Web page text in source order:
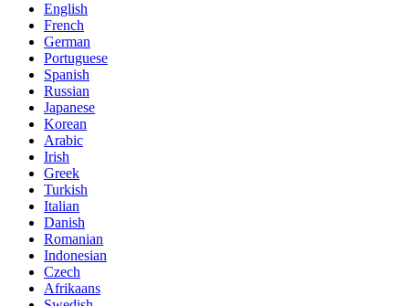
English
French
German
Portuguese
Spanish
Russian
Japanese
Korean
Arabic
Irish
Greek
Turkish
Italian
Danish
Romanian
Indonesian
Czech
Afrikaans